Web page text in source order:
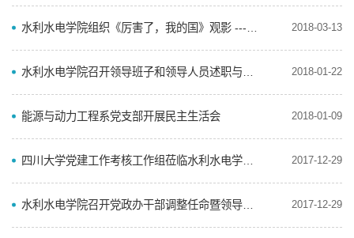
2018-03-13
2018-01-22
能源与动力工程系党支部开展民主生活会 2018-01-09
2017-12-29
2017-12-29